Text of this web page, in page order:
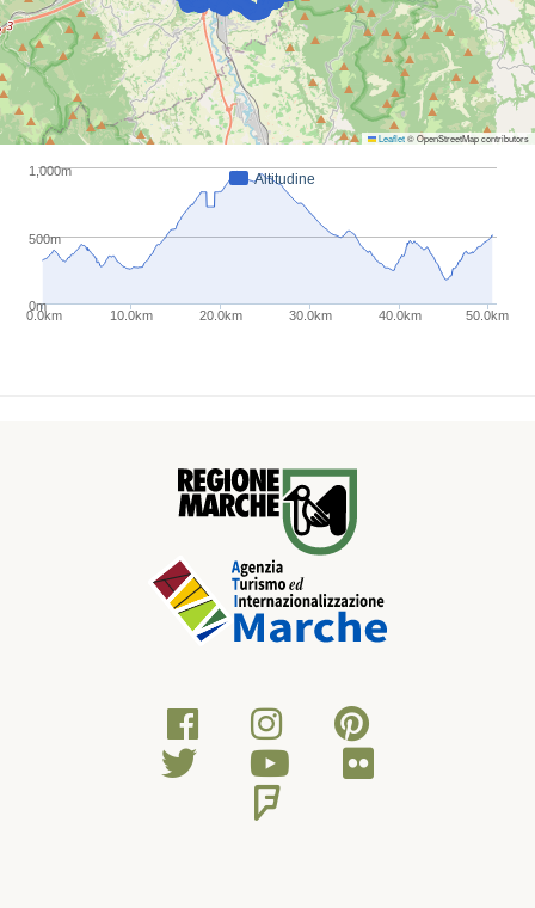
Leaflet© OpenStreetMap contributors
Altitudine
0.0km 10.0km 20.0km 30.0km 40.0km 50.0km
0m
500m
1,000m